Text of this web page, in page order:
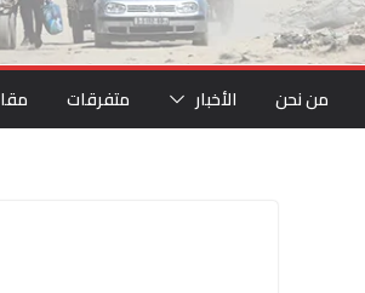
من نحن الأخبار متفرقات